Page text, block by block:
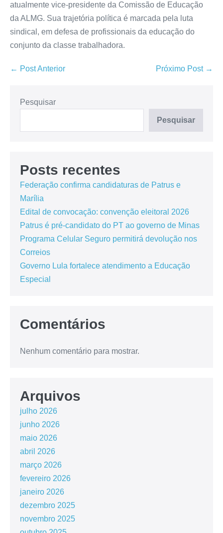
atualmente vice-presidente da Comissão de Educação
da ALMG. Sua trajetória política é marcada pela luta
sindical, em defesa de profissionais da educação do
conjunto da classe trabalhadora.
← Post Anterior Próximo Post →
Pesquisar
Pesquisar
Posts recentes
Federação confirma candidaturas de Patrus e
Marília
Edital de convocação: convenção eleitoral 2026
Patrus é pré-candidato do PT ao governo de Minas
Programa Celular Seguro permitirá devolução nos
Correios
Governo Lula fortalece atendimento a Educação
Especial
Comentários
Nenhum comentário para mostrar.
Arquivos
julho 2026
junho 2026
maio 2026
abril 2026
março 2026
fevereiro 2026
janeiro 2026
dezembro 2025
novembro 2025